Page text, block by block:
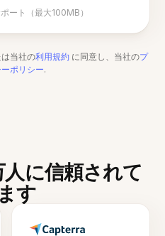
ート（最大100MB）
当社の利用規約 に同意し、当社のプ
ポリシー.
に信頼されて
す